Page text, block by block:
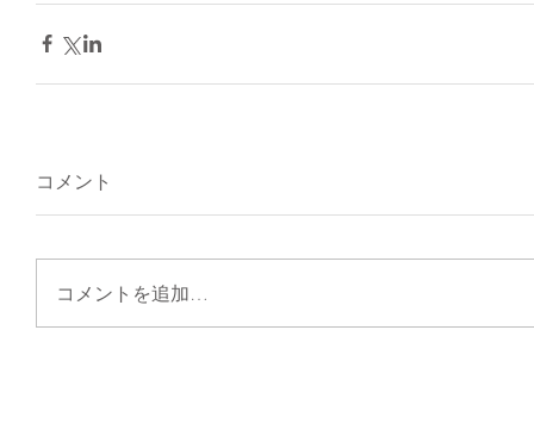
コメント
コメントを追加…